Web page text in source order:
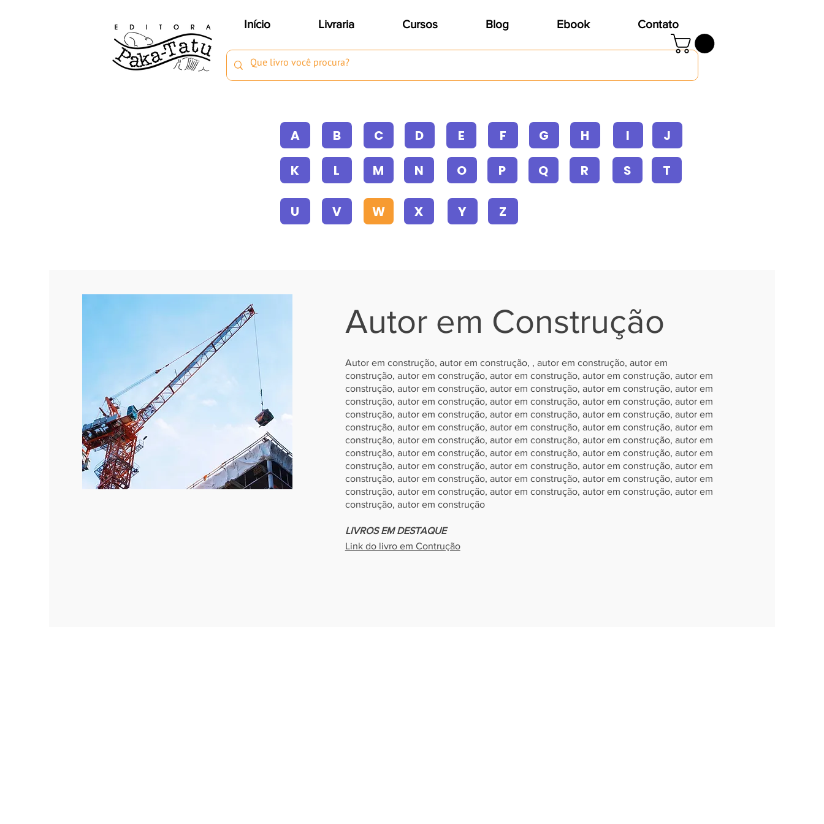
Início Livraria Cursos Blog Ebook Contato
A
K
B
L
C
M
D
N
E
O
F
P
G
Q
H
R
I J
S T
U V W X Y Z
Autor em Construção
Autor em construção, autor em construção, , autor em construção, autor em
construção, autor em construção, autor em construção, autor em construção, autor em
construção, autor em construção, autor em construção, autor em construção, autor em
construção, autor em construção, autor em construção, autor em construção, autor em
construção, autor em construção, autor em construção, autor em construção, autor em
construção, autor em construção, autor em construção, autor em construção, autor em
construção, autor em construção, autor em construção, autor em construção, autor em
construção, autor em construção, autor em construção, autor em construção, autor em
construção, autor em construção, autor em construção, autor em construção, autor em
construção, autor em construção, autor em construção, autor em construção, autor em
construção, autor em construção, autor em construção, autor em construção, autor em
construção, autor em construção
LIVROS EM DESTAQUE
Link do livro em Contrução